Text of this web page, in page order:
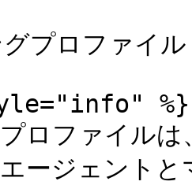
プロファイル
%}
ロファイル
ージェント